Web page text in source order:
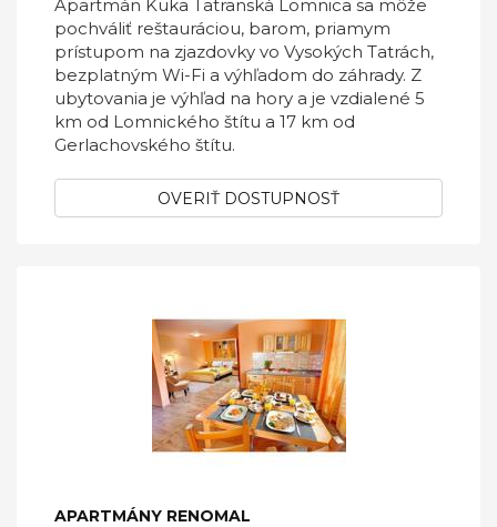
Apartmán Kuka Tatranská Lomnica sa môže
pochváliť reštauráciou, barom, priamym
prístupom na zjazdovky vo Vysokých Tatrách,
bezplatným Wi-Fi a výhľadom do záhrady. Z
ubytovania je výhľad na hory a je vzdialené 5
km od Lomnického štítu a 17 km od
Gerlachovského štítu.
OVERIŤ DOSTUPNOSŤ
APARTMÁNY RENOMAL